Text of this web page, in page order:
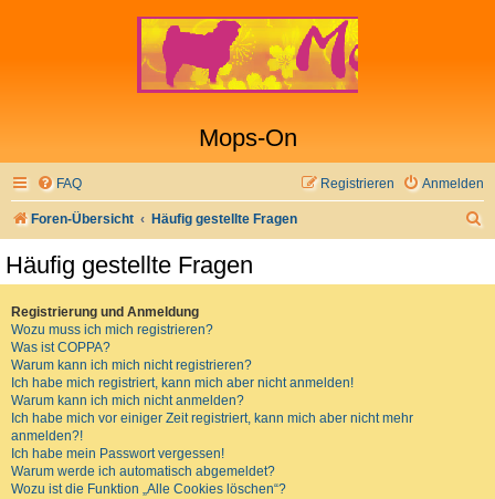
Mops-On
FAQ Anmelden
Registrieren
Foren-Übersicht Häufig gestellte Fragen
Häufig gestellte Fragen
Registrierung und Anmeldung
Wozu muss ich mich registrieren?
Was ist COPPA?
Warum kann ich mich nicht registrieren?
Ich habe mich registriert, kann mich aber nicht anmelden!
Warum kann ich mich nicht anmelden?
Ich habe mich vor einiger Zeit registriert, kann mich aber nicht mehr
anmelden?!
Ich habe mein Passwort vergessen!
Warum werde ich automatisch abgemeldet?
Wozu ist die Funktion „Alle Cookies löschen“?